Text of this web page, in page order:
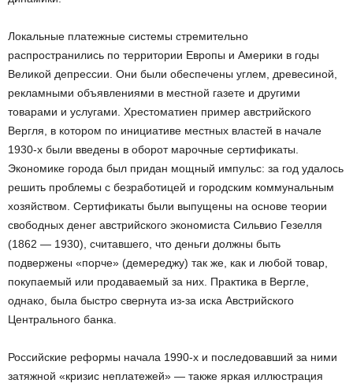
Локальные платежные системы стремительно
распространились по территории Европы и Америки в годы
Великой депрессии. Они были обеспечены углем, древесиной,
рекламными объявлениями в местной газете и другими
товарами и услугами. Хрестоматиен пример австрийского
Вергля, в котором по инициативе местных властей в начале
1930-х были введены в оборот марочные сертификаты.
Экономике города был придан мощный импульс: за год удалось
решить проблемы с безработицей и городским коммунальным
хозяйством. Сертификаты были выпущены на основе теории
свободных денег австрийского экономиста Сильвио Гезелля
(1862 — 1930), считавшего, что деньги должны быть
подвержены «порче» (демереджу) так же, как и любой товар,
покупаемый или продаваемый за них. Практика в Вергле,
однако, была быстро свернута из-за иска Австрийского
Центрального банка.
Российские реформы начала 1990-х и последовавший за ними
затяжной «кризис неплатежей» — также яркая иллюстрация